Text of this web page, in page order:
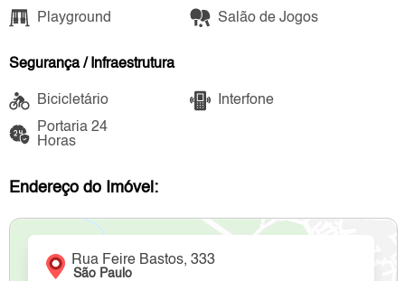
Playground Salão de Jogos
Segurança / Infraestrutura
Bicicletário
Interfone
Portaria 24
Horas
Endereço do Imóvel:
Rua Feire Bastos, 333
São Paulo